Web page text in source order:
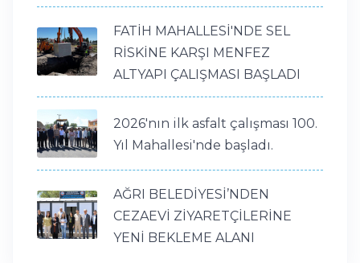
FATİH MAHALLESİ'NDE SEL
RİSKİNE KARŞI MENFEZ
ALTYAPI ÇALIŞMASI BAŞLADI
2026'nın ilk asfalt çalışması 100.
Yıl Mahallesi'nde başladı.
AĞRI BELEDİYESİ’NDEN
CEZAEVİ ZİYARETÇİLERİNE
YENİ BEKLEME ALANI